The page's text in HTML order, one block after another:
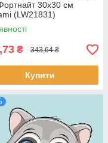
30x30 см
(LW21831)
₴ 343,64 ₴
Купити